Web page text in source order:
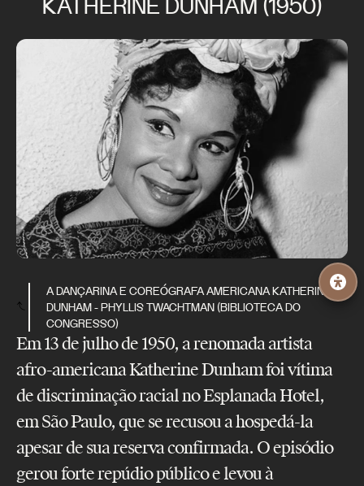
A DANÇARINA E COREÓGRAFA AMERICANA KATHERINE
DUNHAM - PHYLLIS TWACHTMAN (BIBLIOTECA DO
CONGRESSO)
Em 13 de julho de 1950, a renomada artista
afro-americana Katherine Dunham foi vítima
de discriminação racial no Esplanada Hotel,
em São Paulo, que se recusou a hospedá-la
apesar de sua reserva confirmada. O episódio
gerou forte repúdio público e levou à